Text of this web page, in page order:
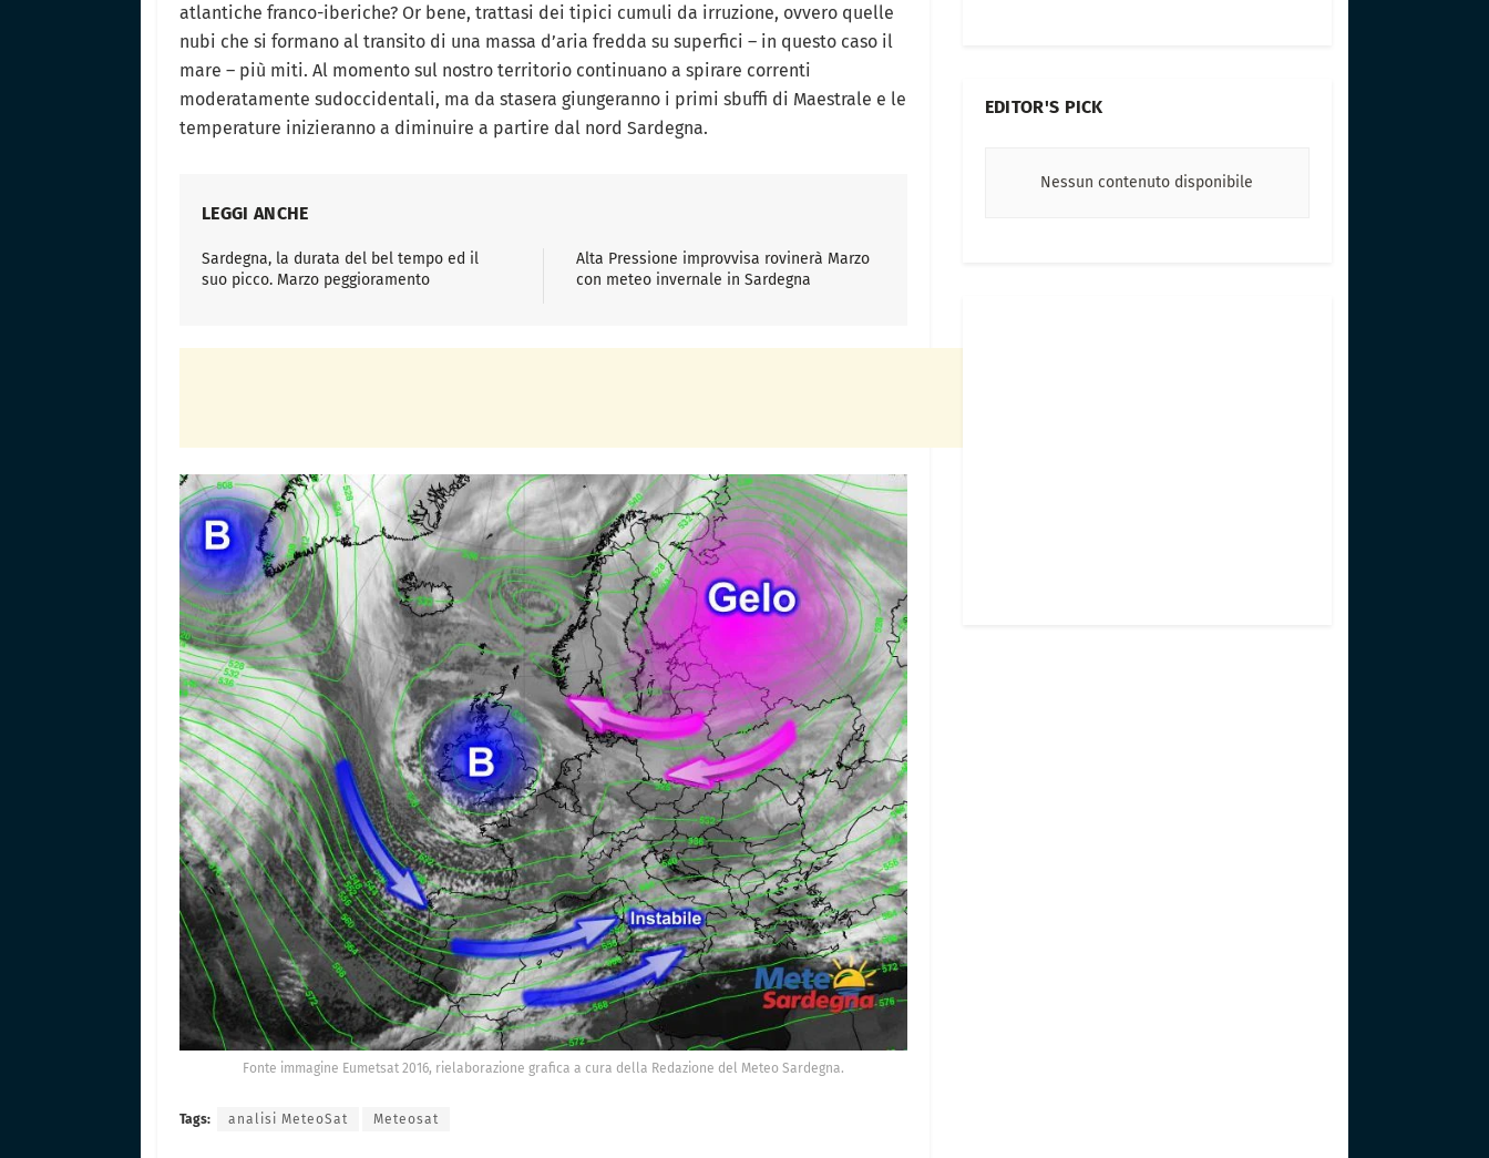
atlantiche franco-iberiche? Or bene, trattasi dei tipici cumuli da irruzione, ovvero quelle
nubi che si formano al transito di una massa d’aria fredda su superfici – in questo caso il
mare – più miti. Al momento sul nostro territorio continuano a spirare correnti
moderatamente sudoccidentali, ma da stasera giungeranno i primi sbuffi di Maestrale e le
temperature inizieranno a diminuire a partire dal nord Sardegna.
LEGGI ANCHE
Sardegna, la durata del bel tempo ed il
suo picco. Marzo peggioramento
Alta Pressione improvvisa rovinerà Marzo
con meteo invernale in Sardegna
Fonte immagine Eumetsat 2016, rielaborazione grafica a cura della Redazione del Meteo Sardegna.
Tags: analisi MeteoSat Meteosat
EDITOR'S PICK
Nessun contenuto disponibile